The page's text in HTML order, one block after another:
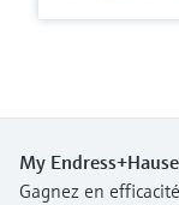
My
Gagnez en